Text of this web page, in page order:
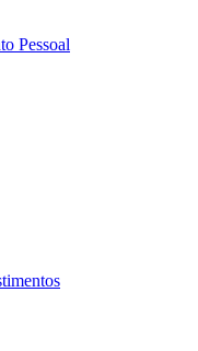
Pessoal